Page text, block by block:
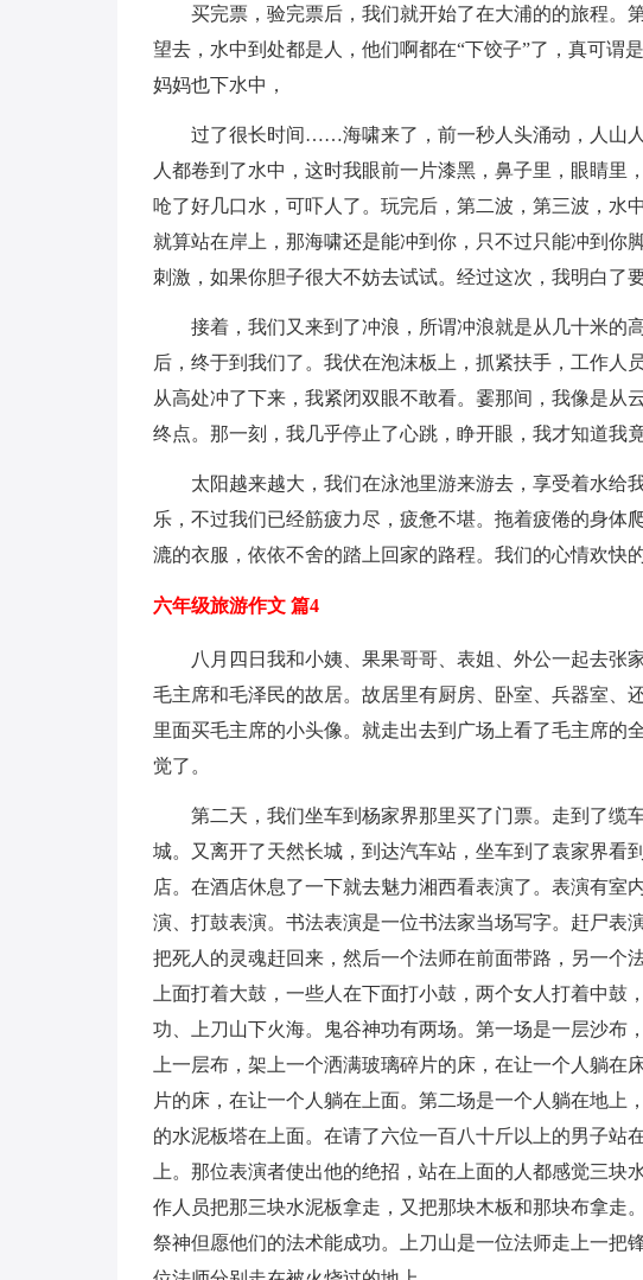
买完票，验完票后，我们就开始了在大浦的的旅程。
望去，水中到处都是人，他们啊都在“下饺子”了，真可谓
妈妈也下水中，
过了很长时间……海啸来了，前一秒人头涌动，人山
人都卷到了水中，这时我眼前一片漆黑，鼻子里，眼睛里
呛了好几口水，可吓人了。玩完后，第二波，第三波，水
就算站在岸上，那海啸还是能冲到你，只不过只能冲到你
刺激，如果你胆子很大不妨去试试。经过这次，我明白了
接着，我们又来到了冲浪，所谓冲浪就是从几十米的
后，终于到我们了。我伏在泡沫板上，抓紧扶手，工作人
从高处冲了下来，我紧闭双眼不敢看。霎那间，我像是从
终点。那一刻，我几乎停止了心跳，睁开眼，我才知道
太阳越来越大，我们在泳池里游来游去，享受着水给
乐，不过我们已经筋疲力尽，疲惫不堪。拖着疲倦的身体
漉的衣服，依依不舍的踏上回家的路程。我们的心情欢快
六年级旅游作文 篇4
八月四日我和小姨、果果哥哥、表姐、外公一起去张
毛主席和毛泽民的故居。故居里有厨房、卧室、兵器室、
里面买毛主席的小头像。就走出去到广场上看了毛主席的
觉了。
第二天，我们坐车到杨家界那里买了门票。走到了缆
城。又离开了天然长城，到达汽车站，坐车到了袁家界看
店。在酒店休息了一下就去魅力湘西看表演了。表演有室
演、打鼓表演。书法表演是一位书法家当场写字。赶尸表
把死人的灵魂赶回来，然后一个法师在前面带路，另一个
上面打着大鼓，一些人在下面打小鼓，两个女人打着中鼓
功、上刀山下火海。鬼谷神功有两场。第一场是一层沙布
上一层布，架上一个洒满玻璃碎片的床，在让一个人躺
片的床，在让一个人躺在上面。第二场是一个人躺在地上
的水泥板塔在上面。在请了六位一百八十斤以上的男子站
上。那位表演者使出他的绝招，站在上面的人都感觉三块
作人员把那三块水泥板拿走，又把那块木板和那块布拿走
祭神但愿他们的法术能成功。上刀山是一位法师走上一把